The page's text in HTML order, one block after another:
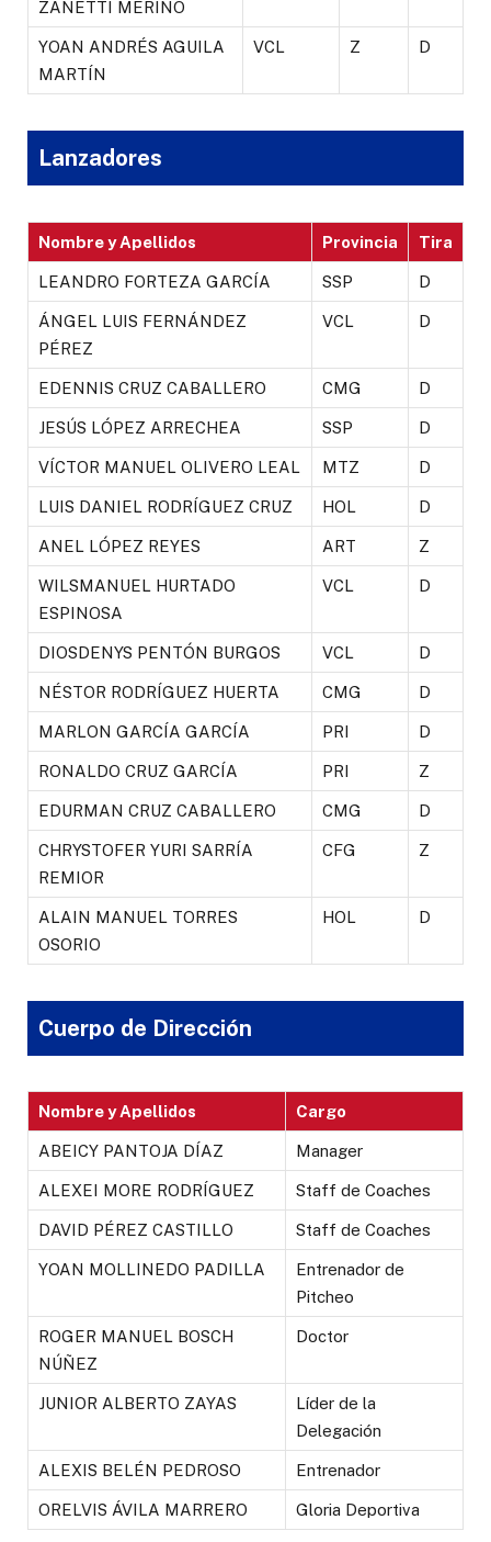
ZANETTI MERINO
YOAN ANDRÉS AGUILA
MARTÍN
VCL Z D
Lanzadores
Nombre y Apellidos Provincia Tira
LEANDRO FORTEZA GARCÍA SSP D
ÁNGEL LUIS FERNÁNDEZ
PÉREZ
VCL D
EDENNIS CRUZ CABALLERO CMG D
JESÚS LÓPEZ ARRECHEA SSP D
VÍCTOR MANUEL OLIVERO LEAL MTZ D
LUIS DANIEL RODRÍGUEZ CRUZ HOL D
ANEL LÓPEZ REYES ART Z
WILSMANUEL HURTADO
ESPINOSA
VCL D
DIOSDENYS PENTÓN BURGOS VCL D
NÉSTOR RODRÍGUEZ HUERTA CMG D
MARLON GARCÍA GARCÍA PRI D
RONALDO CRUZ GARCÍA PRI Z
EDURMAN CRUZ CABALLERO CMG D
CHRYSTOFER YURI SARRÍA
REMIOR
CFG Z
ALAIN MANUEL TORRES
OSORIO
HOL D
Cuerpo de Dirección
Nombre y Apellidos Cargo
ABEICY PANTOJA DÍAZ Manager
ALEXEI MORE RODRÍGUEZ Staff de Coaches
DAVID PÉREZ CASTILLO Staff de Coaches
YOAN MOLLINEDO PADILLA
Entrenador de
Pitcheo
ROGER MANUEL BOSCH
NÚÑEZ
Doctor
JUNIOR ALBERTO ZAYAS
Líder de la
Delegación
ALEXIS BELÉN PEDROSO Entrenador
ORELVIS ÁVILA MARRERO Gloria Deportiva